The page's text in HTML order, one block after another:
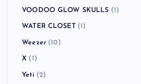
VOODOO GLOW SKULLS (1)
WATER CLOSET(1)
Weezer(10)
X (1)
Yeti (2)